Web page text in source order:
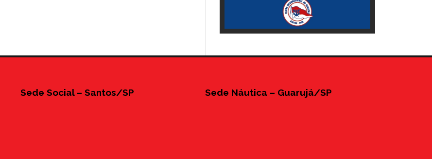
Sede Social – Santos/SP Sede Náutica – Guarujá/SP